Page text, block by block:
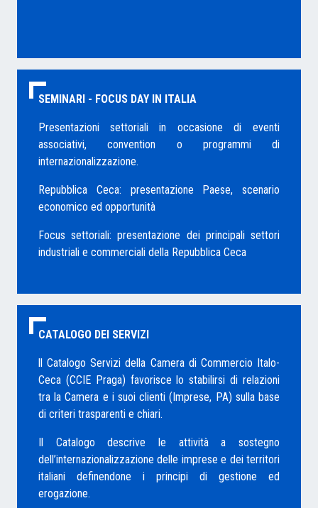
SEMINARI - FOCUS DAY IN ITALIA
Presentazioni settoriali in occasione di eventi
associativi, convention o programmi di
internazionalizzazione.
Repubblica Ceca: presentazione Paese, scenario
economico ed opportunità
Focus settoriali: presentazione dei principali settori
industriali e commerciali della Repubblica Ceca
CATALOGO DEI SERVIZI
ll Catalogo Servizi della Camera di Commercio Italo-
Ceca (CCIE Praga) favorisce lo stabilirsi di relazioni
tra la Camera e i suoi clienti (Imprese, PA) sulla base
di criteri trasparenti e chiari.
Il Catalogo descrive le attività a sostegno
dell’internazionalizzazione delle imprese e dei territori
italiani definendone i principi di gestione ed
erogazione.